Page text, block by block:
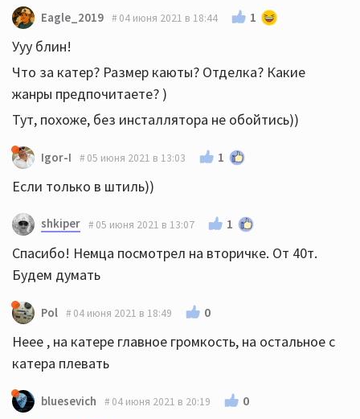
Eagle_2019 04 июня 2021 в 18:44 1
Ууу блин!
Что за катер? Размер каюты? Отделка? Какие
жанры предпочитаете? )
Тут, похоже, без инсталлятора не обойтись))
Igor-I 05 июня 2021 в 13:03 1
Если только в штиль))
shkiper 05 июня 2021 в 13:07 1
Спасибо! Немца посмотрел на вторичке. От 40т.
Будем думать
Pol 04 июня 2021 в 18:49 0
Неее , на катере главное громкость, на остальное с
катера плевать
bluesevich 04 июня 2021 в 20:19 0